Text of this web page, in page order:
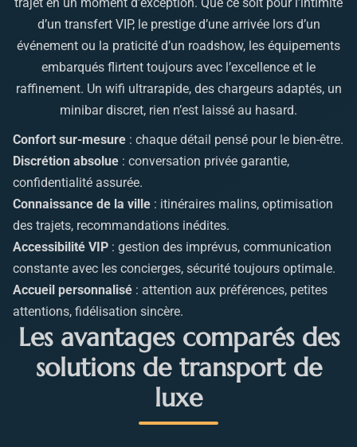
d’un transfert VIP, le prestige d’une arrivée lors d’un
événement ou la praticité d’un roadshow, les équipements
embarqués flirtent toujours avec l’excellence et le
raffinement. Un wifi ultrarapide, des chargeurs adaptés, un
minibar discret, rien n’est laissé au hasard.
Confort sur-mesure : chaque détail pensé pour le bien-être.
Discrétion absolue : conversation privée garantie,
confidentialité assurée.
Connaissance de la ville : itinéraires malins, optimisation
des trajets, recommandations inédites.
Accessibilité VIP : gestion des imprévus, communication
constante avec les concierges, sécurité toujours optimale.
Accueil personnalisé : attention aux préférences, petites
attentions, fidélisation sincère.
Les avantages comparés des
solutions de transport de
luxe